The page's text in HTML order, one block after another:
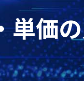
単価